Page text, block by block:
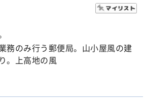
務のみ行う郵便局。山小屋風の建
。上高地の風